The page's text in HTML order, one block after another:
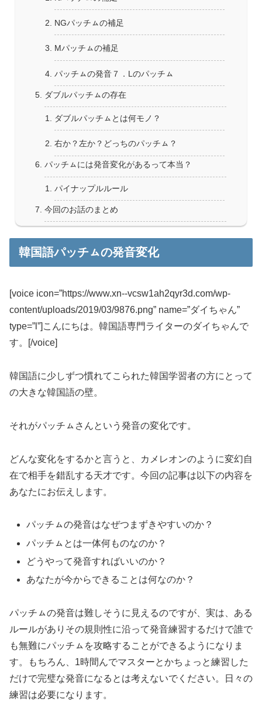
NGパッチㇺの補足
Mパッチㇺの補足
パッチㇺの発音７．Lのパッチㇺ
ダブルパッチㇺの存在
ダブルパッチㇺとは何モノ？
右か？左か？どっちのパッチㇺ？
パッチㇺには発音変化があるって本当？
パイナップルルール
今回のお話のまとめ
韓国語パッチㇺの発音変化
[voice icon=”https://www.xn--vcsw1ah2qyr3d.com/wp-
content/uploads/2019/03/9876.png” name=”ダイちゃん”
type=”l”]こんにちは。韓国語専門ライターのダイちゃんで
す。[/voice]
韓国語に少しずつ慣れてこられた韓国学習者の方にとって
の大きな韓国語の壁。
それがパッチㇺさんという発音の変化です。
どんな変化をするかと言うと、カメレオンのように変幻自
在で相手を錯乱する天才です。今回の記事は以下の内容を
あなたにお伝えします。
パッチㇺの発音はなぜつまずきやすいのか？
パッチㇺとは一体何ものなのか？
どうやって発音すればいいのか？
あなたが今からできることは何なのか？
パッチㇺの発音は難しそうに見えるのですが、実は、ある
ルールがありその規則性に沿って発音練習するだけで誰で
も無難にパッチㇺを攻略することができるようになりま
す。もちろん、1時間んでマスターとかちょっと練習した
だけで完璧な発音になるとは考えないでください。日々の
練習は必要になります。